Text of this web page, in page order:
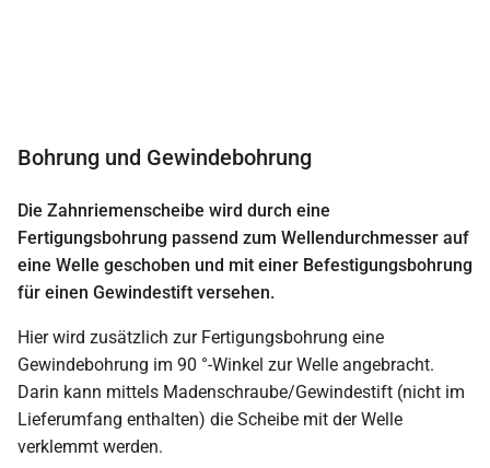
Bohrung und Gewindebohrung
Die Zahnriemenscheibe wird durch eine
Fertigungsbohrung passend zum Wellendurchmesser auf
eine Welle geschoben und mit einer Befestigungsbohrung
für einen Gewindestift versehen.
Hier wird zusätzlich zur Fertigungsbohrung eine
Gewindebohrung im 90 °-Winkel zur Welle angebracht.
Darin kann mittels Madenschraube/Gewindestift (nicht im
Lieferumfang enthalten) die Scheibe mit der Welle
verklemmt werden.